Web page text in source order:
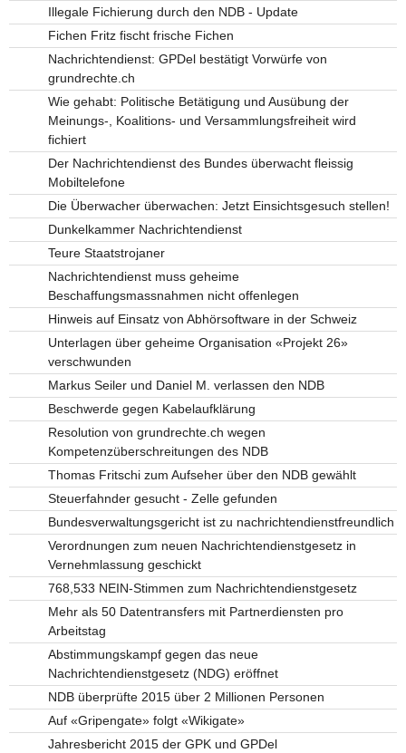
Illegale Fichierung durch den NDB - Update
Fichen Fritz fischt frische Fichen
Nachrichtendienst: GPDel bestätigt Vorwürfe von
grundrechte.ch
Wie gehabt: Politische Betätigung und Ausübung der
Meinungs-, Koalitions- und Versammlungsfreiheit wird
fichiert
Der Nachrichtendienst des Bundes überwacht fleissig
Mobiltelefone
Die Überwacher überwachen: Jetzt Einsichtsgesuch stellen!
Dunkelkammer Nachrichtendienst
Teure Staatstrojaner
Nachrichtendienst muss geheime
Beschaffungsmassnahmen nicht offenlegen
Hinweis auf Einsatz von Abhörsoftware in der Schweiz
Unterlagen über geheime Organisation «Projekt 26»
verschwunden
Markus Seiler und Daniel M. verlassen den NDB
Beschwerde gegen Kabelaufklärung
Resolution von grundrechte.ch wegen
Kompetenzüberschreitungen des NDB
Thomas Fritschi zum Aufseher über den NDB gewählt
Steuerfahnder gesucht - Zelle gefunden
Bundesverwaltungsgericht ist zu nachrichtendienstfreundlich
Verordnungen zum neuen Nachrichtendienstgesetz in
Vernehmlassung geschickt
768,533 NEIN-Stimmen zum Nachrichtendienstgesetz
Mehr als 50 Datentransfers mit Partnerdiensten pro
Arbeitstag
Abstimmungskampf gegen das neue
Nachrichtendienstgesetz (NDG) eröffnet
NDB überprüfte 2015 über 2 Millionen Personen
Auf «Gripengate» folgt «Wikigate»
Jahresbericht 2015 der GPK und GPDel